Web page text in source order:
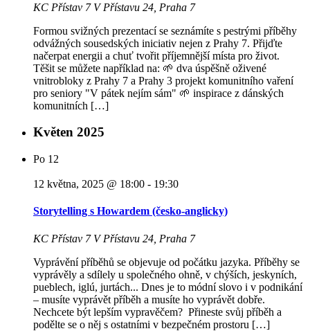
KC Přístav 7 V Přístavu 24, Praha 7
Formou svižných prezentací se seznámíte s pestrými příběhy
odvážných sousedských iniciativ nejen z Prahy 7. Přijďte
načerpat energii a chuť tvořit příjemnější místa pro život.
Těšit se můžete například na: 🌱 dva úspěšně oživené
vnitrobloky z Prahy 7 a Prahy 3 projekt komunitního vaření
pro seniory "V pátek nejím sám" 🌱 inspirace z dánských
komunitních […]
Květen 2025
Po 12
12 května, 2025 @ 18:00 - 19:30
Storytelling s Howardem (česko-anglicky)
KC Přístav 7 V Přístavu 24, Praha 7
Vyprávění příběhů se objevuje od počátku jazyka. Příběhy se
vyprávěly a sdílely u společného ohně, v chýších, jeskyních,
pueblech, iglú, jurtách... Dnes je to módní slovo i v podnikání
– musíte vyprávět příběh a musíte ho vyprávět dobře.
Nechcete být lepším vypravěčem? Přineste svůj příběh a
podělte se o něj s ostatními v bezpečném prostoru […]